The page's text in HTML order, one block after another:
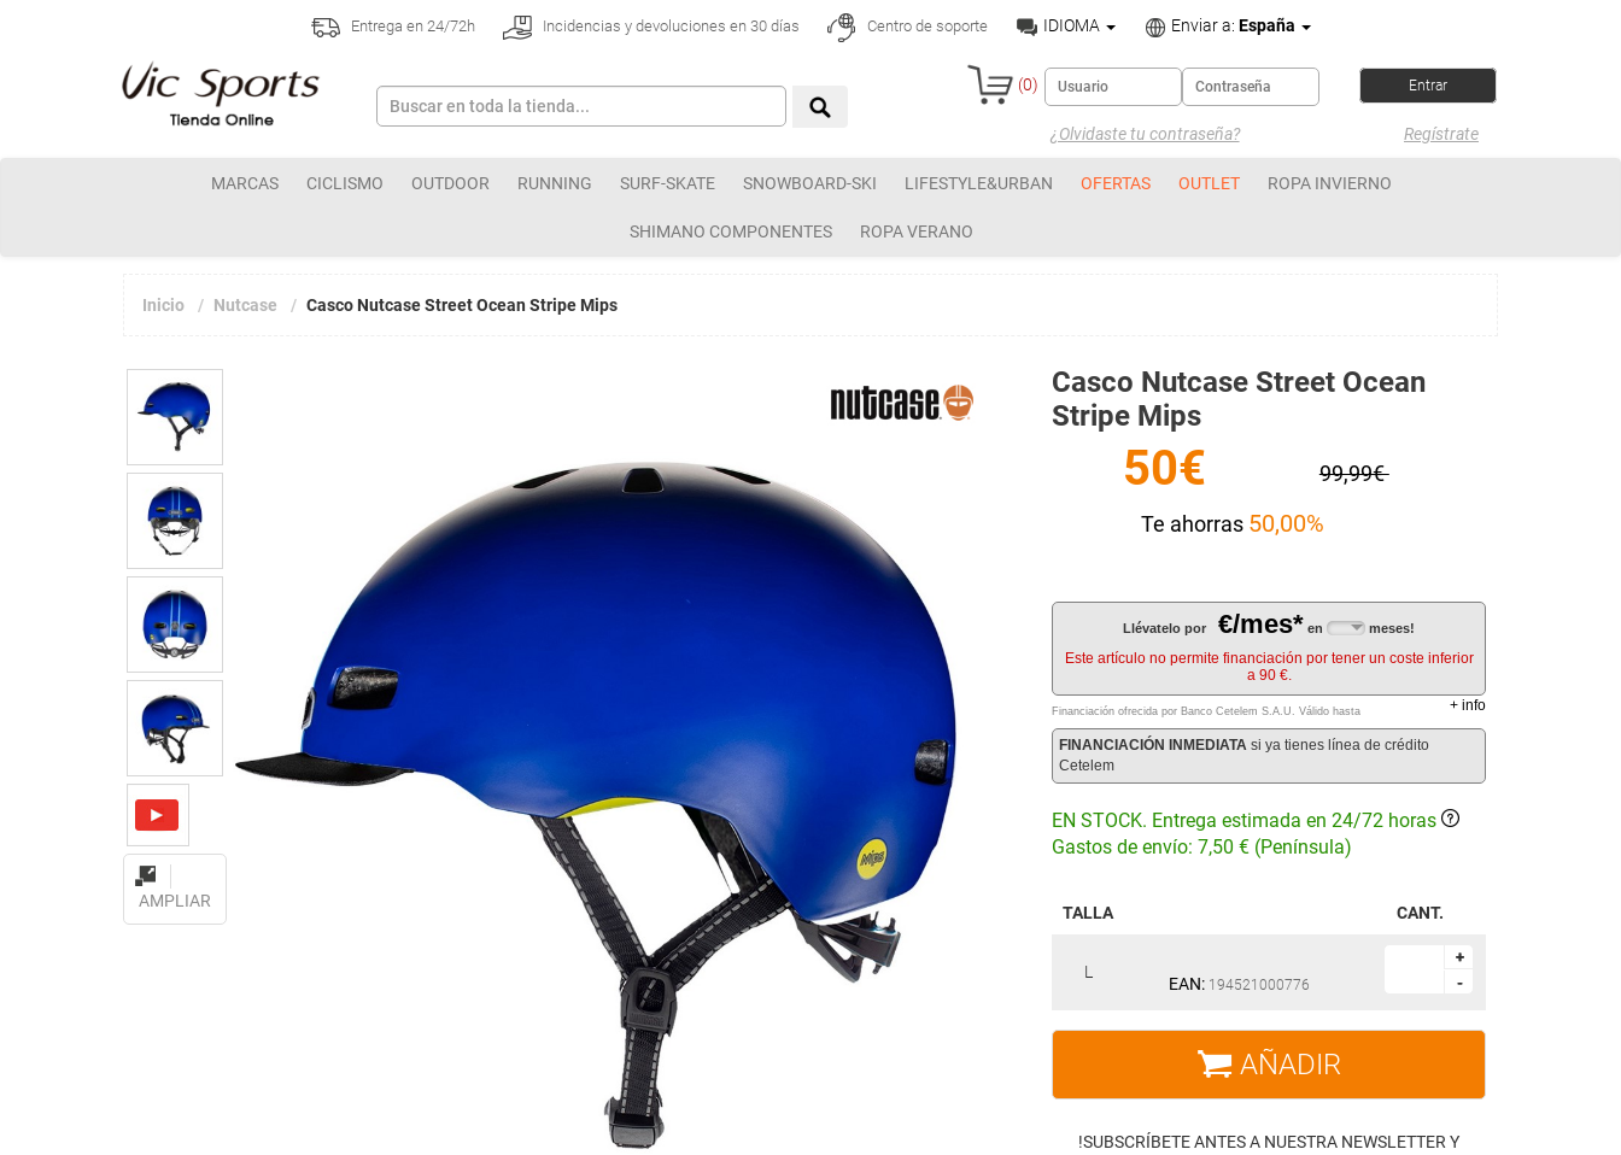
Entrega en 24/72h Incidencias y devoluciones en 30 días Centro de soporte IDIOMA Enviar a: España
(0)
¿Olvidaste tu contraseña? Regístrate
MARCAS CICLISMO OUTDOOR RUNNING SURF-SKATE SNOWBOARD-SKI LIFESTYLE&URBAN OFERTAS OUTLET ROPA INVIERNO
SHIMANO COMPONENTES ROPA VERANO
Inicio Nutcase Casco Nutcase Street Ocean Stripe Mips
AMPLIAR
Casco Nutcase Street Ocean
Stripe Mips
50€
99,99€
Te ahorras 50,00%
Llévatelo por €/mes* en meses!
Este artículo no permite financiación por tener un coste inferior
a 90 €.
Financiación ofrecida por Banco Cetelem S.A.U. Válido hasta + info
FINANCIACIÓN INMEDIATA si ya tienes línea de crédito
Cetelem
EN STOCK. Entrega estimada en 24/72 horas
Gastos de envío: 7,50 € (Península)
TALLA CANT.
L
EAN: 194521000776
+
-
+
-
AÑADIR
!SUBSCRÍBETE ANTES A NUESTRA NEWSLETTER Y